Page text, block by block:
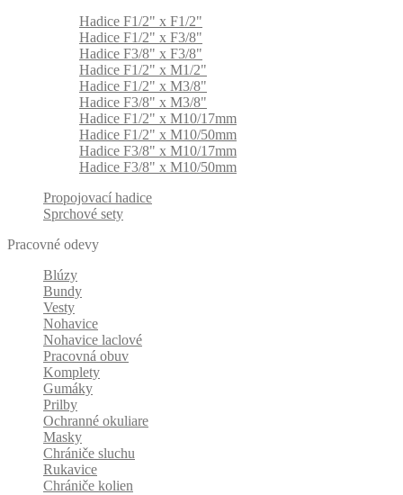
Hadice F1/2" x F1/2"
Hadice F1/2" x F3/8"
Hadice F3/8" x F3/8"
Hadice F1/2" x M1/2"
Hadice F1/2" x M3/8"
Hadice F3/8" x M3/8"
Hadice F1/2" x M10/17mm
Hadice F1/2" x M10/50mm
Hadice F3/8" x M10/17mm
Hadice F3/8" x M10/50mm
Propojovací hadice
Sprchové sety
Pracovné odevy
Blúzy
Bundy
Vesty
Nohavice
Nohavice laclové
Pracovná obuv
Komplety
Gumáky
Prilby
Ochranné okuliare
Masky
Chrániče sluchu
Rukavice
Chrániče kolien